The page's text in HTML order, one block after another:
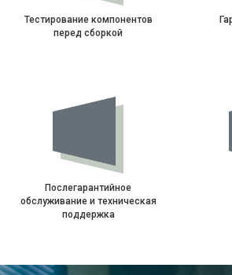
Тестирование компонентов
перед сборкой
Послегарантийное
обслуживание и техническая
поддержка